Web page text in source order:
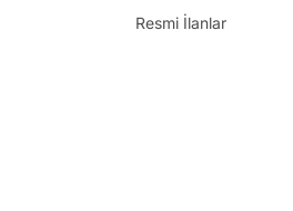
Resmi İlanlar